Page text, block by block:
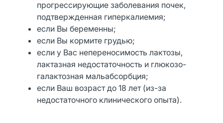
прогрессирующие заболевания почек,
подтвержденная гиперкалиемия;
если Вы беременны;
если Вы кормите грудью;
если у Вас непереносимость лактозы,
лактазная недостаточность и глюкозо-
галактозная мальабсорбция;
если Ваш возраст до 18 лет (из-за
недостаточного клинического опыта).